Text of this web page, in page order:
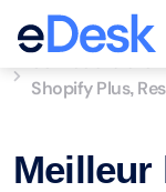
eCommerce
Shopify Plus,
Meilleur